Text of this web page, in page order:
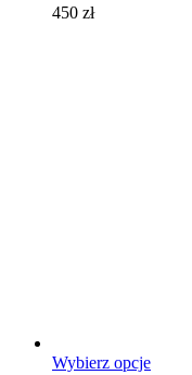
450 zł
Wybierz opcjeTen